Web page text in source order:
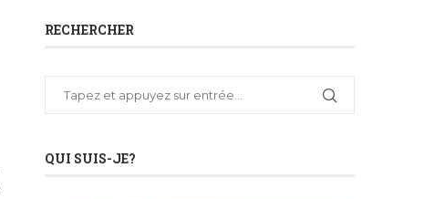
RECHERCHER
QUI SUIS-JE?